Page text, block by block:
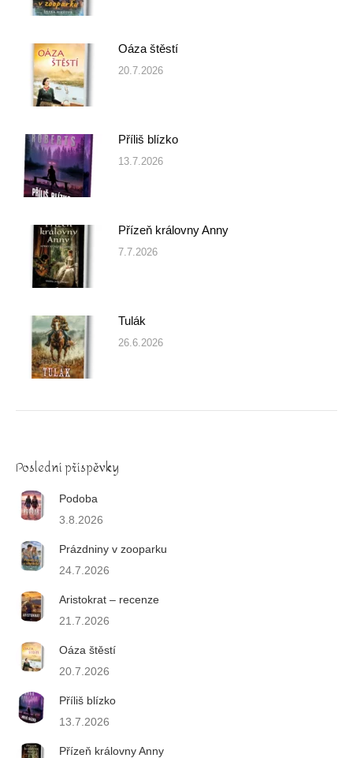
Oáza štěstí
20.7.2026
Příliš blízko
13.7.2026
Přízeň královny Anny
7.7.2026
Tulák
26.6.2026
Poslední příspěvky
Podoba
3.8.2026
Prázdniny v zooparku
24.7.2026
Aristokrat – recenze
21.7.2026
Oáza štěstí
20.7.2026
Příliš blízko
13.7.2026
Přízeň královny Anny